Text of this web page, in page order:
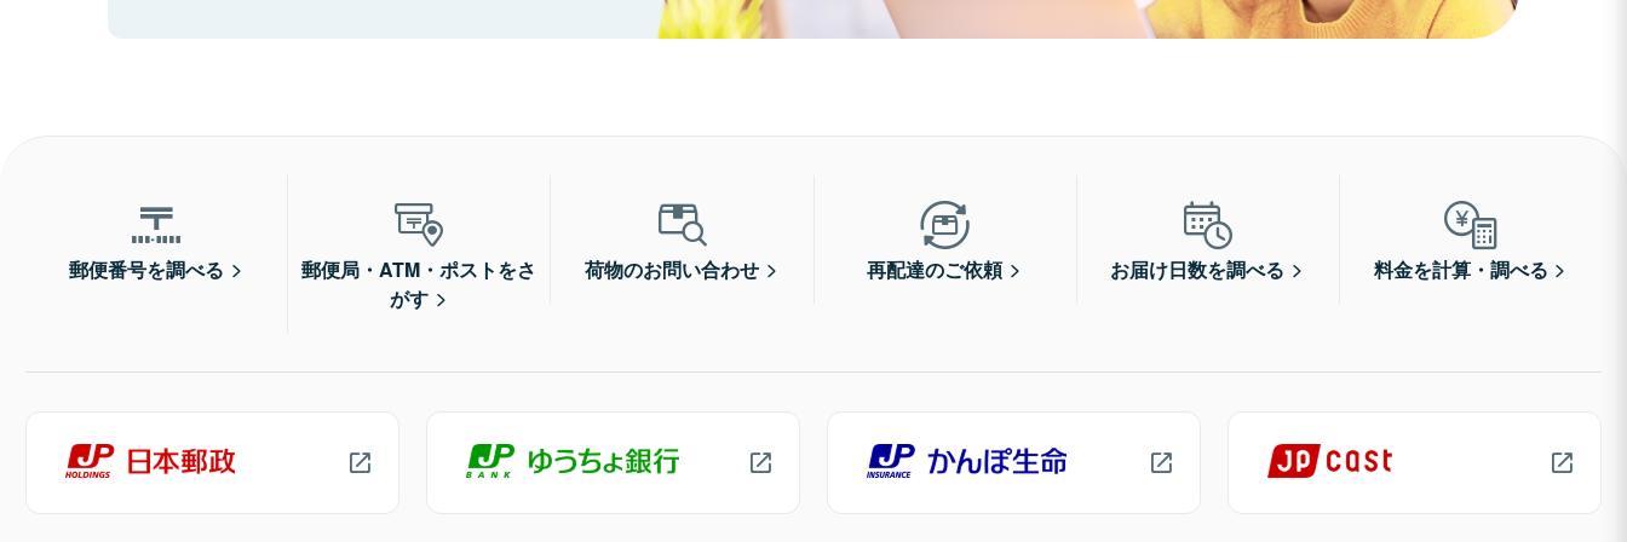
郵便番号を調べる
郵便局・ATM・ポストをさ
がす
荷物のお問い合わせ 再配達のご依頼 お届け日数を調べる 料金を計算・調べる